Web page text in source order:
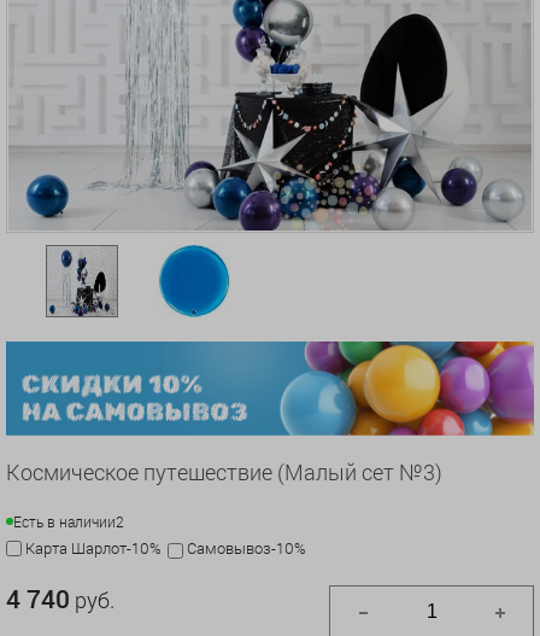
Космическое путешествие (Малый сет №3)
Есть в наличии2
Карта Шарлот-10% Самовывоз-10%
4 740 руб.